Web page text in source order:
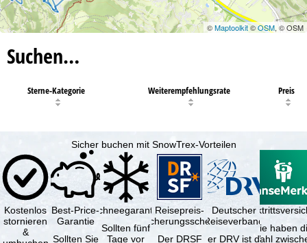
©Maptoolkit©OSM, © OSM
Suchen…
Sterne-Kategorie Weiterempfehlungsrate Preis
Sicher buchen mit SnowTrex-Vorteilen
Kostenlos
stornieren
&
Best-Price-
Garantie
Sollten Sie
Schneegarantie
Sollten fünf
Tage vor
Reisepreis-
Sicherungsschein
Der DRSF
Deutscher
Reiseverband
Der DRV ist die
Sie haben
Wahl